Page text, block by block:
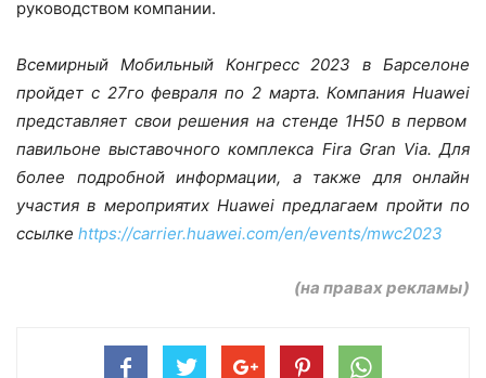
руководством компании.
Всемирный Мобильный Конгресс 2023 в Барселоне
пройдет с 27го февраля по 2 марта. Компания Huawei
представляет свои решения на стенде 1H50 в первом
павильоне выставочного комплекса Fira Gran Via. Для
более подробной информации, а также для онлайн
участия в мероприятих Huawei предлагаем пройти по
ссылке https://carrier.huawei.com/en/events/mwc2023
(на правах рекламы)